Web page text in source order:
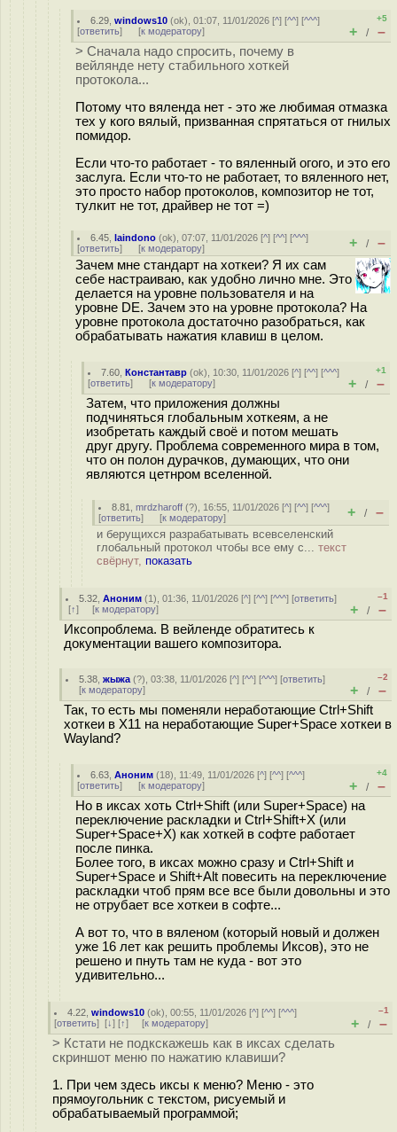
6.29 ,windows10 (ok), 01:07, 11/01/2026 [^] [^^] [^^^]
[ответить] [к модератору]
+5
+ / –
> Сначала надо спросить, почему в
вейлянде нету стабильного хоткей
протокола...
Потому что вяленда нет - это же любимая отмазка
тех у кого вялый, призванная спрятаться от гнилых
помидор.
Если что-то работает - то вяленный огого, и это его
заслуга. Если что-то не работает, то вяленного нет,
это просто набор протоколов, композитор не тот,
тулкит не тот, драйвер не тот =)
6.45 ,laindono (ok), 07:07, 11/01/2026 [^] [^^] [^^^]
[ответить] [к модератору] + / –
Зачем мне стандарт на хоткеи? Я их сам
себе настраиваю, как удобно лично мне. Это
делается на уровне пользователя и на
уровне DE. Зачем это на уровне протокола? На
уровне протокола достаточно разобраться, как
обрабатывать нажатия клавиш в целом.
7.60 ,Константавр (ok), 10:30, 11/01/2026 [^] [^^] [^^^]
[ответить] [к модератору]
+1
+ / –
Затем, что приложения должны
подчиняться глобальным хоткеям, а не
изобретать каждый своё и потом мешать
друг другу. Проблема современного мира в том,
что он полон дурачков, думающих, что они
являются цетнром вселенной.
8.81 ,mrdzharoff (?), 16:55, 11/01/2026 [^] [^^] [^^^]
[ответить] [к модератору] + / –
и берущихся разрабатывать всевселенский
глобальный протокол чтобы все ему с... текст
свёрнут, показать
5.32 ,Аноним (1), 01:36, 11/01/2026 [^] [^^] [^^^] [ответить]
[↑] [к модератору]
–1
+ / –
Иксопроблема. В вейленде обратитесь к
документации вашего композитора.
5.38 ,жыжа (?), 03:38, 11/01/2026 [^] [^^] [^^^] [ответить]
[к модератору]
–2
+ / –
Так, то есть мы поменяли неработающие Ctrl+Shift
хоткеи в X11 на неработающие Super+Space хоткеи в
Wayland?
6.63 ,Аноним (18), 11:49, 11/01/2026 [^] [^^] [^^^]
[ответить] [к модератору]
+4
+ / –
Но в иксах хоть Ctrl+Shift (или Super+Space) на
переключение раскладки и Ctrl+Shift+Х (или
Super+Space+X) как хоткей в софте работает
после пинка.
Более того, в иксах можно сразу и Ctrl+Shift и
Super+Space и Shift+Alt повесить на переключение
раскладки чтоб прям все все были довольны и это
не отрубает все хоткеи в софте...
А вот то, что в вяленом (который новый и должен
уже 16 лет как решить проблемы Иксов), это не
решено и пнуть там не куда - вот это
удивительно...
4.22 ,windows10 (ok), 00:55, 11/01/2026 [^] [^^] [^^^]
[ответить] [↓] [↑] [к модератору]
–1
+ / –
> Кстати не подкскажешь как в иксах сделать
скриншот меню по нажатию клавиши?
1. При чем здесь иксы к меню? Меню - это
прямоугольник с текстом, рисуемый и
обрабатываемый программой;